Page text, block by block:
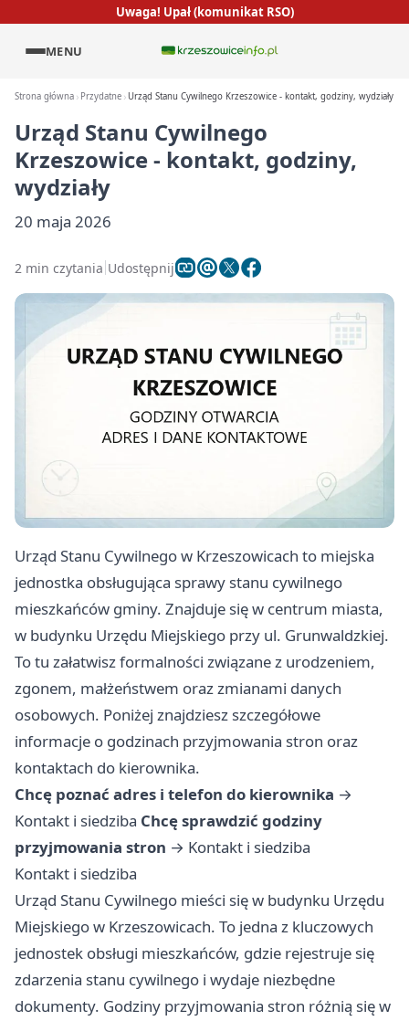
Uwaga! Upał (komunikat RSO)
MENU
Strona główna Przydatne Urząd Stanu Cywilnego Krzeszowice - kontakt, godziny, wydziały
Urząd Stanu Cywilnego
Krzeszowice - kontakt, godziny,
wydziały
20 maja 2026
2 min czytania Udostępnij
Urząd Stanu Cywilnego w Krzeszowicach to miejska
jednostka obsługująca sprawy stanu cywilnego
mieszkańców gminy. Znajduje się w centrum miasta,
w budynku Urzędu Miejskiego przy ul. Grunwaldzkiej.
To tu załatwisz formalności związane z urodzeniem,
zgonem, małżeństwem oraz zmianami danych
osobowych. Poniżej znajdziesz szczegółowe
informacje o godzinach przyjmowania stron oraz
kontaktach do kierownika.
Chcę poznać adres i telefon do kierownika →
Kontakt i siedziba Chcę sprawdzić godziny
przyjmowania stron → Kontakt i siedziba
Kontakt i siedziba
Urząd Stanu Cywilnego mieści się w budynku Urzędu
Miejskiego w Krzeszowicach. To jedna z kluczowych
jednostek obsługi mieszkańców, gdzie rejestruje się
zdarzenia stanu cywilnego i wydaje niezbędne
dokumenty. Godziny przyjmowania stron różnią się w